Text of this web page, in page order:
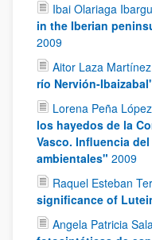
Ibai Olariaga
in the Iberian
2009
Aitor Laza Martínez
río Nervión-
Lorena Peña López
los hayedos de la
Vasco. Influencia
ambientales" 2009
Raquel Esteban
significance of
Angela Patricia